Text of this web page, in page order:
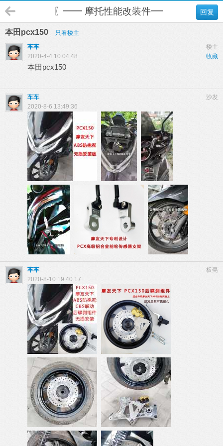
回复
〖━━ 摩托性能改装件━━〗
本田pcx150
只看楼主
楼主
车车
收藏
2020-4-4 10:04:48
本田pcx150
沙发
车车
2020-8-6 13:49:36
板凳
车车
2020-8-10 19:40:17